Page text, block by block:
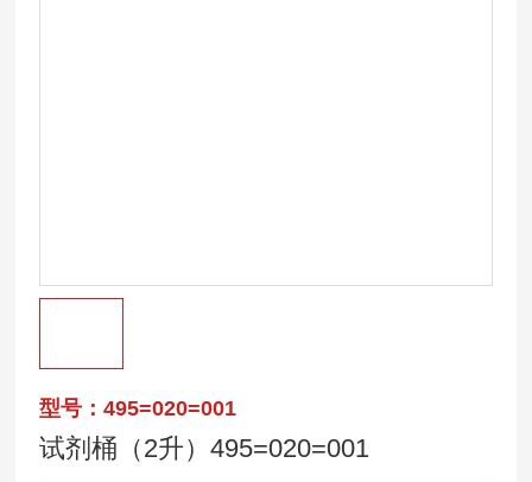
型号：495=020=001
试剂桶（2升）495=020=001